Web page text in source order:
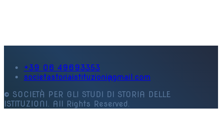
+39 06 49693353
societastoriaistituzioni@gmail.com
© SOCIETÀ PER GLI STUDI DI STORIA DELLE
ISTITUZIONI. All Rights Reserved.